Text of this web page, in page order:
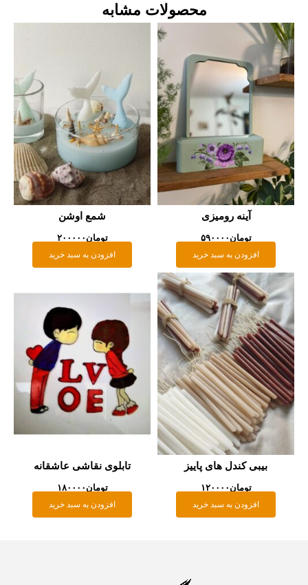
محصولات مشابه
آینه رومیزی
تومان۵۹۰۰۰۰
افزودن به سبد خرید
شمع اوشن
تومان۲۰۰۰۰۰
افزودن به سبد خرید
بیبی کندل های پاییز
تومان۱۲۰۰۰۰
افزودن به سبد خرید
تابلوی نقاشی عاشقانه
تومان۱۸۰۰۰۰
افزودن به سبد خرید